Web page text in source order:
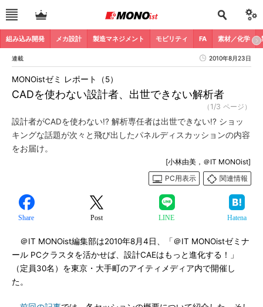
組み込み開発 メカ設計 製造マネジメント モビリティ FA 素材／化学
連載 2010年8月23日
CADを使わない設計者、出世できない解析者
MONOistゼミ レポート（5）
（1/3 ページ）
設計者がCADを使わない!? 解析専任者は出世できない!? ショッ
キングな話題が次々と飛び出したパネルディスカッションの内容
をお届け。
[小林由美，＠IT MONOist]
PC用表示
関連情報
Share Post LINE Hatena
＠IT MONOist編集部は2010年8月4日、「＠IT MONOistゼミナ
ール PCクラスタを活かせば、設計CAEはもっと進化する！」
（定員30名）を東京・大手町のアイティメディア内で開催し
た。